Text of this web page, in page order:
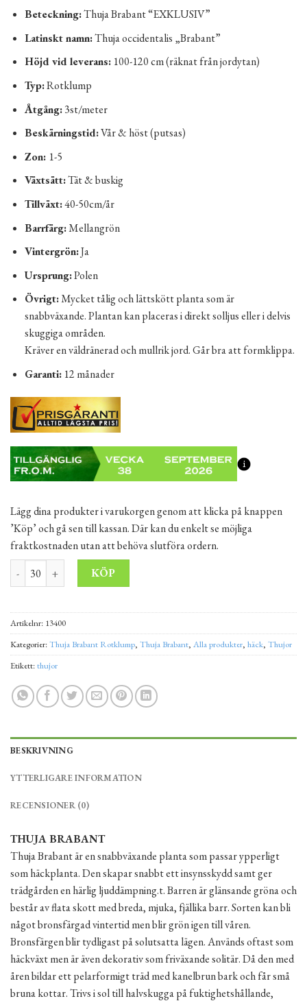
Beteckning:Thuja Brabant “EXKLUSIV”
Latinskt namn:Thuja occidentalis „Brabant”
Höjd vid leverans:100-120 cm (räknat från jordytan)
Typ:Rotklump
Åtgång:3st/meter
Beskärningstid:Vår & höst (putsas)
Zon: 1-5
Växtsätt:Tät & buskig
Tillväxt:40-50cm/år
Barrfärg:Mellangrön
Vintergrön:Ja
Ursprung:Polen
Övrigt:Mycket tålig och lättskött planta som är
snabbväxande. Plantan kan placeras i direkt solljus eller i delvis
skuggiga områden.
Kräver en väldränerad och mullrik jord. Går bra att formklippa.
Garanti:12 månader
Lägg dina produkter i varukorgen genom att klicka på knappen
’Köp’ och gå sen till kassan. Där kan du enkelt se möjliga
fraktkostnaden utan att behöva slutföra ordern.
Thuja Brabant 100-120 cm Rotklump "EXKLUSIV" mängd
KÖP
Artikelnr: 13400
Kategorier:Thuja Brabant Rotklump, Thuja Brabant, Alla produkter, häck, Thujor
Etikett:thujor
BESKRIVNING
YTTERLIGARE INFORMATION
RECENSIONER (0)
THUJA BRABANT
Thuja Brabant är en snabbväxande planta som passar ypperligt
som häckplanta. Den skapar snabbt ett insynsskydd samt ger
trädgården en härlig ljuddämpning.t. Barren är glänsande gröna och
består av flata skott med breda, mjuka, fjällika barr. Sorten kan bli
något bronsfärgad vintertid men blir grön igen till våren.
Bronsfärgen blir tydligast på solutsatta lägen. Används oftast som
häckväxt men är även dekorativ som friväxande solitär. Då den med
åren bildar ett pelarformigt träd med kanelbrun bark och får små
bruna kottar. Trivs i sol till halvskugga på fuktighetshållande,